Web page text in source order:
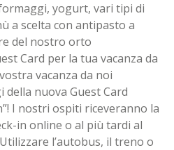
yogurt, vari tipi di
a scelta con antipasto a
del nostro orto
Card per la tua vacanza da
vacanza da noi
nuova Guest Card
I nostri ospiti riceveranno la
in online o al più tardi al
l’autobus, il treno o